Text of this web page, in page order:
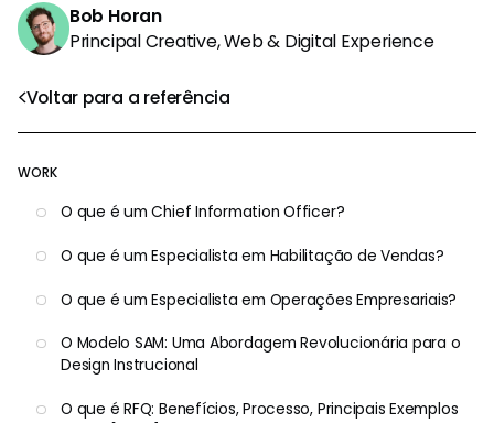
Voltar para a referência
WORK
O que é um Chief Information Officer?
O que é um Especialista em Habilitação de Vendas?
O que é um Especialista em Operações Empresariais?
O Modelo SAM: Uma Abordagem Revolucionária para o
Design Instrucional
O que é RFQ: Benefícios, Processo, Principais Exemplos
Bob Horan
Principal Creative, Web & Digital Experience